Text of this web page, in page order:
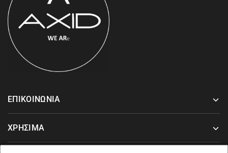
ΕΠΙΚΟΙΝΩΝΙΑ
ΧΡΗΣΙΜΑ